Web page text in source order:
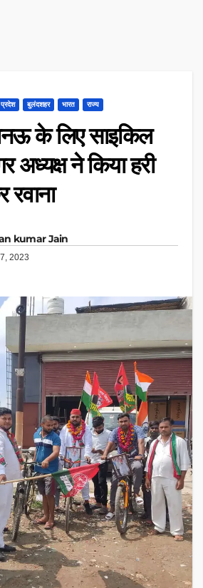
प्रदेश बुलंदशहर भारत राज्य
के लिए साइकिल
अध्यक्ष ने किया हरी
kumar Jain
2023